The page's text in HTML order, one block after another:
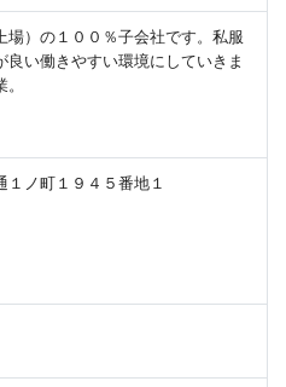
）の１００％子会社です。私服
良い働きやすい環境にしていきま
ノ町１９４５番地１